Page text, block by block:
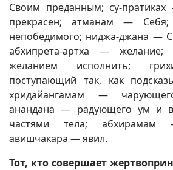
Своим преданным; су-
прекрасен; атманам —
непобедимого; ниджа-джана —
абхипрета-артха —
желанием исполнить;
поступающий так, как
хридайангамам —
анандана — радующего ум и
частями тела; абхирамам
авишчакара — явил.
Тот, кто совершает